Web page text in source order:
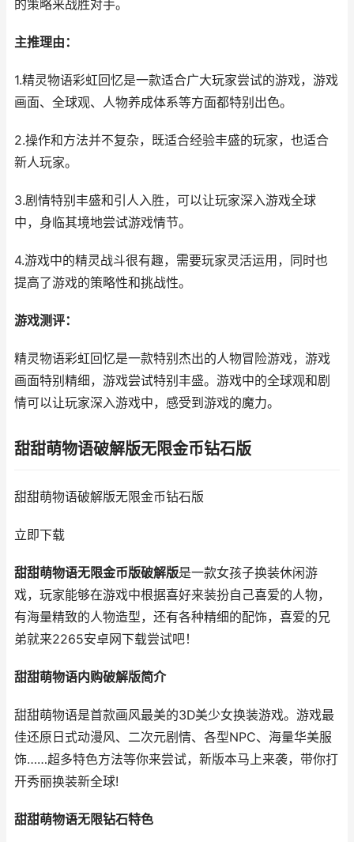
的策略来战胜对手。
主推理由：
1.精灵物语彩虹回忆是一款适合广大玩家尝试的游戏，游戏
画面、全球观、人物养成体系等方面都特别出色。
2.操作和方法并不复杂，既适合经验丰盛的玩家，也适合
新人玩家。
3.剧情特别丰盛和引人入胜，可以让玩家深入游戏全球
中，身临其境地尝试游戏情节。
4.游戏中的精灵战斗很有趣，需要玩家灵活运用，同时也
提高了游戏的策略性和挑战性。
游戏测评：
精灵物语彩虹回忆是一款特别杰出的人物冒险游戏，游戏
画面特别精细，游戏尝试特别丰盛。游戏中的全球观和剧
情可以让玩家深入游戏中，感受到游戏的魔力。
甜甜萌物语破解版无限金币钻石版
甜甜萌物语破解版无限金币钻石版
立即下载
甜甜萌物语无限金币版破解版是一款女孩子换装休闲游
戏，玩家能够在游戏中根据喜好来装扮自己喜爱的人物，
有海量精致的人物造型，还有各种精细的配饰，喜爱的兄
弟就来2265安卓网下载尝试吧！
甜甜萌物语内购破解版简介
甜甜萌物语是首款画风最美的3D美少女换装游戏。游戏最
佳还原日式动漫风、二次元剧情、各型NPC、海量华美服
饰……超多特色方法等你来尝试，新版本马上来袭，带你打
开秀丽换装新全球!
甜甜萌物语无限钻石特色